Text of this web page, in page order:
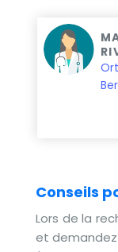
Conseils
Lors de la
et